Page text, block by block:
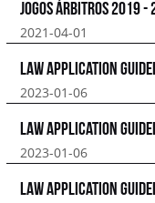
JOGOS ÁRBITROS 2019
2021-04-01
Law Application
2023-01-06
Law Application
2023-01-06
Law Application